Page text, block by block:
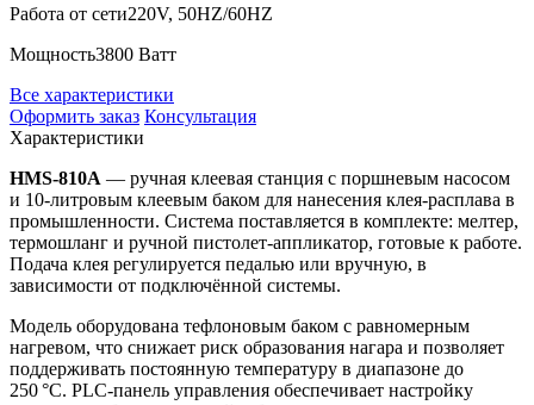
Работа от сети220V, 50HZ/60HZ
Мощность3800 Ватт
Все характеристики
Оформить заказ Консультация
Характеристики
HMS-810A — ручная клеевая станция с поршневым насосом
и 10-литровым клеевым баком для нанесения клея-расплава в
промышленности. Система поставляется в комплекте: мелтер,
термошланг и ручной пистолет-аппликатор, готовые к работе.
Подача клея регулируется педалью или вручную, в
зависимости от подключённой системы.
Модель оборудована тефлоновым баком с равномерным
нагревом, что снижает риск образования нагара и позволяет
поддерживать постоянную температуру в диапазоне до
250 °C. PLC-панель управления обеспечивает настройку